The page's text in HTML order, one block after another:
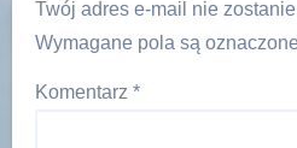
Twój adres e-mail nie
Wymagane pola są
Komentarz *